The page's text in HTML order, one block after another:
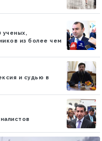
ученых,
из более чем
и судью в